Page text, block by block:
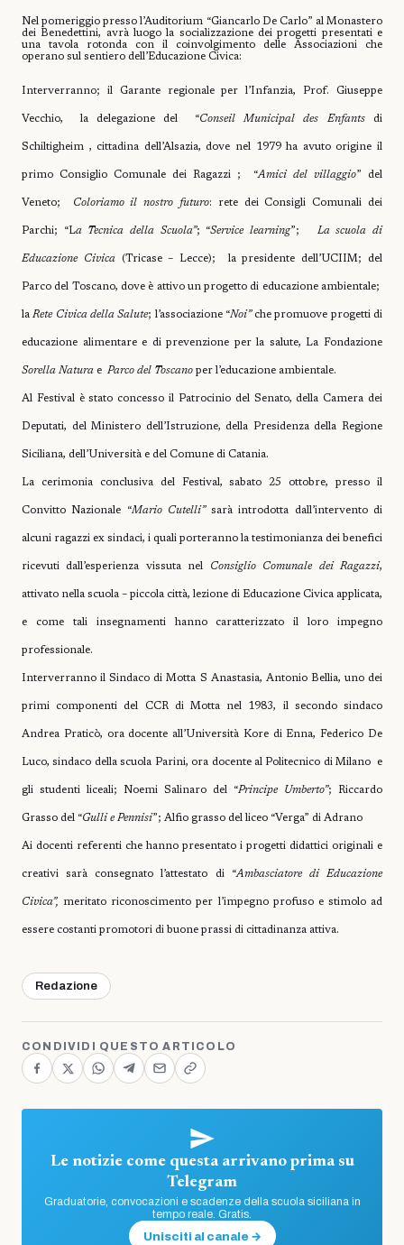
Nel pomeriggio presso l’Auditorium “Giancarlo De Carlo” al Monastero
dei Benedettini, avrà luogo la socializzazione dei progetti presentati e
una tavola rotonda con il coinvolgimento delle Associazioni che
operano sul sentiero dell’Educazione Civica:
Interverranno; il Garante regionale per l’Infanzia, Prof. Giuseppe
Vecchio, la delegazione del “Conseil Municipal des Enfantsdi
Schiltigheim , cittadina dell’Alsazia, dove nel 1979 ha avuto origine il
primo Consiglio Comunale dei Ragazzi ; “Amici del villaggio” del
Veneto; Coloriamo il nostro futuro: rete dei Consigli Comunali dei
Parchi; “La Tecnica della Scuola”; “Service learning”; La scuola di
Educazione Civica(Tricase – Lecce); la presidente dell’UCIIM; del
Parco del Toscano, dove è attivo un progetto di educazione ambientale;
laRete Civica della Salute; l’associazione “Noi”che promuove progetti di
educazione alimentare e di prevenzione per la salute, La Fondazione
Sorella Natura e Parco del Toscano per l’educazione ambientale.
Al Festival è stato concesso il Patrocinio del Senato, della Camera dei
Deputati, del Ministero dell’Istruzione, della Presidenza della Regione
Siciliana, dell’Università e del Comune di Catania.
La cerimonia conclusiva del Festival, sabato 25 ottobre, presso il
Convitto Nazionale “Mario Cutelli”sarà introdotta dall’intervento di
alcuni ragazzi ex sindaci, i quali porteranno la testimonianza dei benefici
ricevuti dall’esperienza vissuta nel Consiglio Comunale dei Ragazzi,
attivato nella scuola – piccola città, lezione di Educazione Civica applicata,
e come tali insegnamenti hanno caratterizzato il loro impegno
professionale.
Interverranno il Sindaco di Motta S Anastasia, Antonio Bellia, uno dei
primi componenti del CCR di Motta nel 1983, il secondo sindaco
Andrea Praticò, ora docente all’Università Kore di Enna, Federico De
Luco, sindaco della scuola Parini, ora docente al Politecnico di Milano e
gli studenti liceali; Noemi Salinaro del “Principe Umberto”; Riccardo
Grasso del “Gulli e Pennisi”; Alfio grasso del liceo “Verga” di Adrano
Ai docenti referenti che hanno presentato i progetti didattici originali e
creativi sarà consegnato l’attestato di “Ambasciatore di Educazione
Civica”, meritato riconoscimento per l’impegno profuso e stimolo ad
essere costanti promotori di buone prassi di cittadinanza attiva.
Redazione
CONDIVIDI QUESTO ARTICOLO
Le notizie come questa arrivano prima su
Telegram
Graduatorie, convocazioni e scadenze della scuola siciliana in
tempo reale. Gratis.
Unisciti al canale →